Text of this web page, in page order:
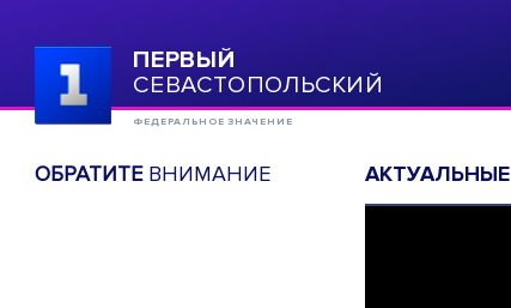
ПЕРВЫЙ
СЕВАСТОПОЛЬСКИЙ
ФЕДЕРАЛЬНОЕ ЗНАЧЕНИЕ
ОБРАТИТЕВНИМАНИЕ АКТУАЛЬНЫЕ